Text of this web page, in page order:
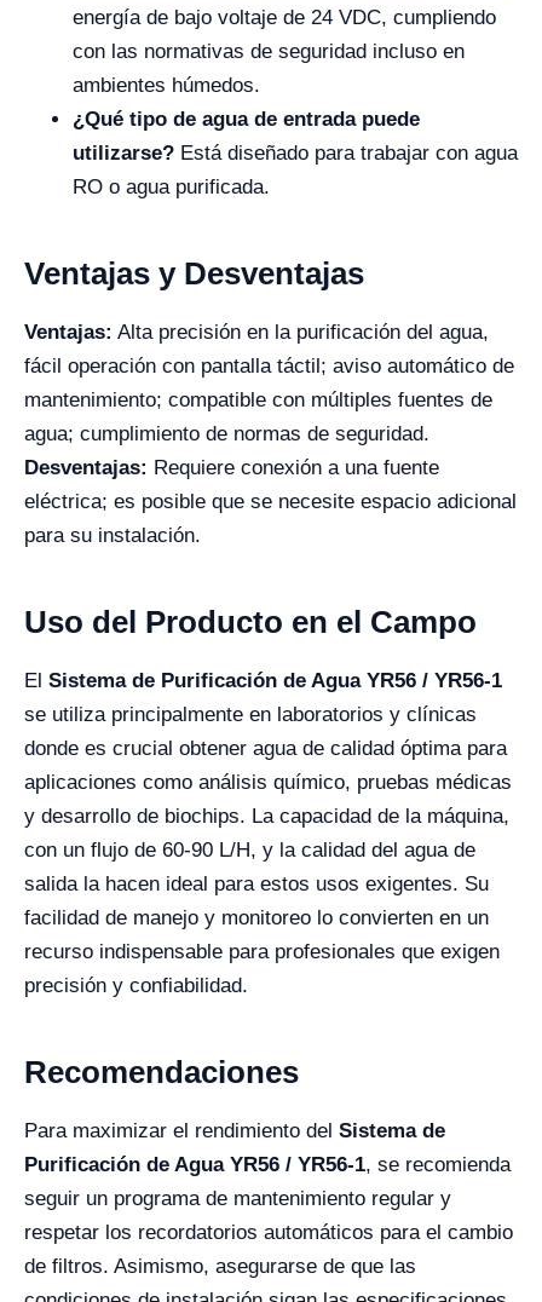
energía de bajo voltaje de 24 VDC, cumpliendo
con las normativas de seguridad incluso en
ambientes húmedos.
¿Qué tipo de agua de entrada puede
utilizarse? Está diseñado para trabajar con agua
RO o agua purificada.
Ventajas y Desventajas
Ventajas: Alta precisión en la purificación del agua,
fácil operación con pantalla táctil; aviso automático de
mantenimiento; compatible con múltiples fuentes de
agua; cumplimiento de normas de seguridad.
Desventajas: Requiere conexión a una fuente
eléctrica; es posible que se necesite espacio adicional
para su instalación.
Uso del Producto en el Campo
El Sistema de Purificación de Agua YR56 / YR56-1
se utiliza principalmente en laboratorios y clínicas
donde es crucial obtener agua de calidad óptima para
aplicaciones como análisis químico, pruebas médicas
y desarrollo de biochips. La capacidad de la máquina,
con un flujo de 60-90 L/H, y la calidad del agua de
salida la hacen ideal para estos usos exigentes. Su
facilidad de manejo y monitoreo lo convierten en un
recurso indispensable para profesionales que exigen
precisión y confiabilidad.
Recomendaciones
Para maximizar el rendimiento del Sistema de
Purificación de Agua YR56 / YR56-1, se recomienda
seguir un programa de mantenimiento regular y
respetar los recordatorios automáticos para el cambio
de filtros. Asimismo, asegurarse de que las